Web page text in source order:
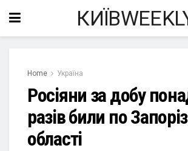
Home Україна
Росіяни за добу
разів били по
області